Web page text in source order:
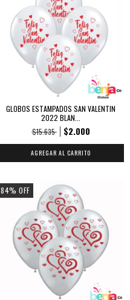
GLOBOS ESTAMPADOS SAN VALENTIN
2022 BLAN...
$15.635
$2.000
AGREGAR AL CARRITO
84% OFF